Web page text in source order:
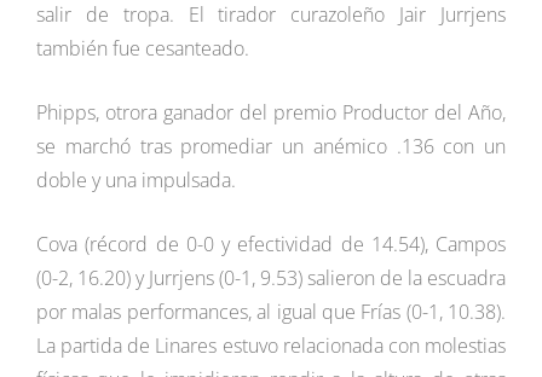
salir de tropa. El tirador curazoleño Jair Jurrjens
también fue cesanteado.
Phipps, otrora ganador del premio Productor del Año,
se marchó tras promediar un anémico .136 con un
doble y una impulsada.
Cova (récord de 0-0 y efectividad de 14.54), Campos
(0-2, 16.20) y Jurrjens (0-1, 9.53) salieron de la escuadra
por malas performances, al igual que Frías (0-1, 10.38).
La partida de Linares estuvo relacionada con molestias